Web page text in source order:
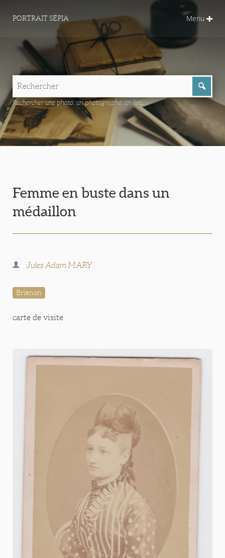
PORTRAIT SÉPIA Menu
Rechercher une photo, un photographe, un lieu...
Femme en buste dans un
médaillon
Jules Adam MARY
Brienon
carte de visite